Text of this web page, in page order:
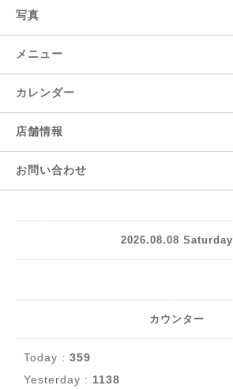
写真
メニュー
カレンダー
店舗情報
お問い合わせ
2026.08.08 Saturday
カウンター
Today : 359
Yesterday : 1138